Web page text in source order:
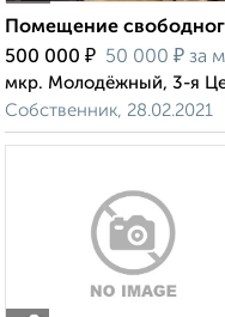
Помещение
500 000 ₽ 50 000 ₽ за
мкр. Молодёжный, 3-я
Собственник, 28.02.2021